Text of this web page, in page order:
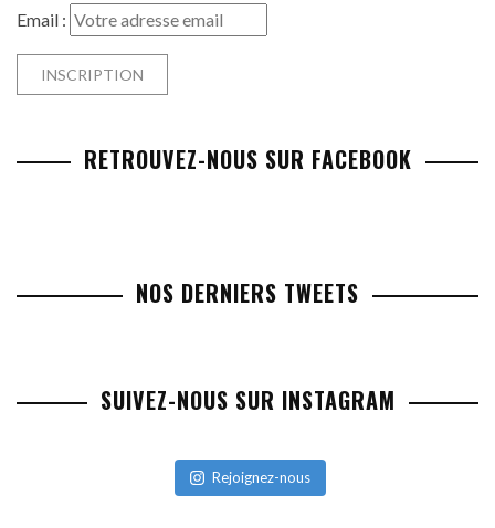
Email :
RETROUVEZ-NOUS SUR FACEBOOK
NOS DERNIERS TWEETS
SUIVEZ-NOUS SUR INSTAGRAM
Rejoignez-nous